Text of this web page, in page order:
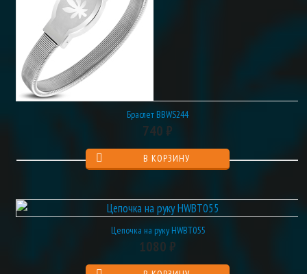
Браслет BBWS244
740 ₽
Цепочка на руку HWBT055
1080 ₽